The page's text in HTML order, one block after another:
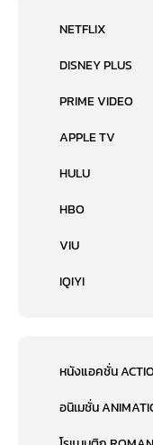
NETFLIX
DISNEY PLUS
PRIME VIDEO
APPLE TV
HULU
HBO
VIU
IQIYI
หนังแอคชั่น
อนิเมชั่น